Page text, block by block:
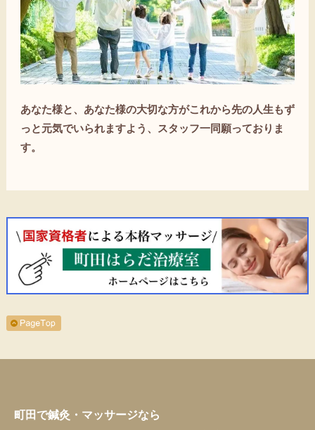
あなた様と、あなた様の大切な方がこれから先の人生もず
っと元気でいられますよう、スタッフ一同願っておりま
す。
町田で鍼灸・マッサージなら